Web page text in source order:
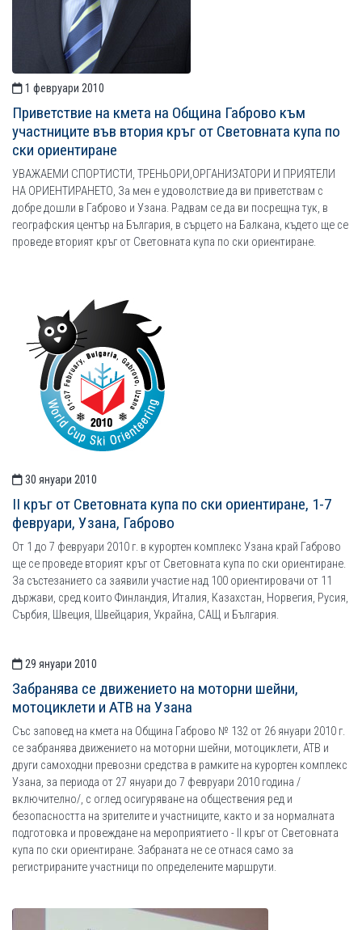
1 февруари 2010
Приветствие на кмета на Община Габрово към
участниците във втория кръг от Световната купа по
ски ориентиране
УВАЖАЕМИ СПОРТИСТИ, ТРЕНЬОРИ,ОРГАНИЗАТОРИ И ПРИЯТЕЛИ
НА ОРИЕНТИРАНЕТО, За мен е удоволствие да ви приветствам с
добре дошли в Габрово и Узана. Радвам се да ви посрещна тук, в
географския център на България, в сърцето на Балкана, където ще се
проведе вторият кръг от Световната купа по ски ориентиране.
30 януари 2010
ІІ кръг от Световната купа по ски ориентиране, 1-7
февруари, Узана, Габрово
От 1 до 7 февруари 2010 г. в курортен комплекс Узана край Габрово
ще се проведе вторият кръг от Световната купа по ски ориентиране.
За състезанието са заявили участие над 100 ориентировачи от 11
държави, сред които Финландия, Италия, Казахстан, Норвегия, Русия,
Сърбия, Швеция, Швейцария, Украйна, САЩ и България.
29 януари 2010
Забранява се движението на моторни шейни,
мотоциклети и АТВ на Узана
Със заповед на кмета на Община Габрово № 132 от 26 януари 2010 г.
се забранява движението на моторни шейни, мотоциклети, АТВ и
други самоходни превозни средства в рамките на курортен комплекс
Узана, за периода от 27 януари до 7 февруари 2010 година /
включително/, с оглед осигуряване на обществения ред и
безопасността на зрителите и участниците, както и за нормалната
подготовка и провеждане на мероприятието - ІІ кръг от Световната
купа по ски ориентиране. Забраната не се отнася само за
регистрираните участници по определените маршрути.